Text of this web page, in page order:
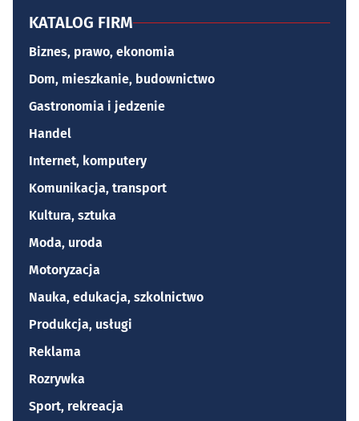
KATALOG FIRM
Biznes, prawo, ekonomia
Dom, mieszkanie, budownictwo
Gastronomia i jedzenie
Handel
Internet, komputery
Komunikacja, transport
Kultura, sztuka
Moda, uroda
Motoryzacja
Nauka, edukacja, szkolnictwo
Produkcja, usługi
Reklama
Rozrywka
Sport, rekreacja